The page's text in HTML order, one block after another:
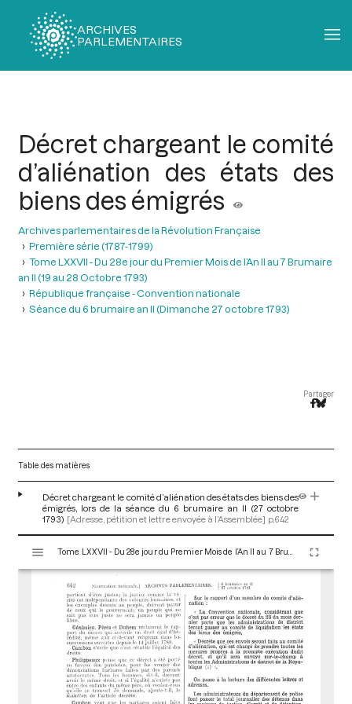
ARCHIVES
PARLEMENTAIRES
Décret chargeant le comité
d’aliénation des états des
biens des émigrés
Archives parlementaires de la Révolution Française
Première série (1787-1799)
Tome LXXVII - Du 28e jour du Premier Mois de l’An II au 7 Brumaire
an II (19 au 28 Octobre 1793)
République française - Convention nationale
Séance du 6 brumaire an II (Dimanche 27 octobre 1793)
Partager
Table des matières
Décret chargeant le comité d’aliénation des états des biens des
émigrés, lors de la séance du 6 brumaire an II (27 octobre
1793) [Adresse, pétition et lettre envoyée à l’Assemblée] p.642
s